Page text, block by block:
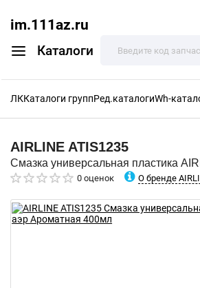
im.111az.ru
Каталоги
ЛККаталоги группРед.каталогиWh-
AIRLINE ATIS1235
Смазка универсальная пластика
0 оценок О бренде